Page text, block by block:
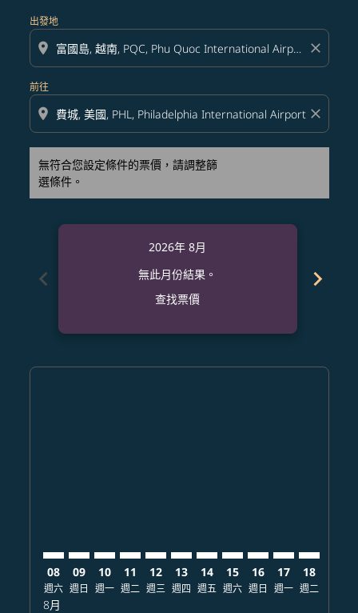
出發地
location_on close
前往
location_on close
無符合您設定條件的票價，請調整篩
選條件。
chevron_left
2026年 8月
無此月份結果。
查找票價
chevron_right
08
週六
8月
09
週日
10
週一
11
週二
12
週三
13
週四
14
週五
15
週六
16
週日
17
週一
18
週二